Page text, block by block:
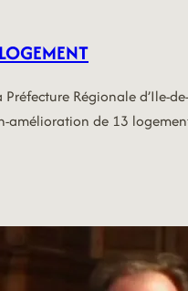
Régionale d’Ile-
amélioration de 13